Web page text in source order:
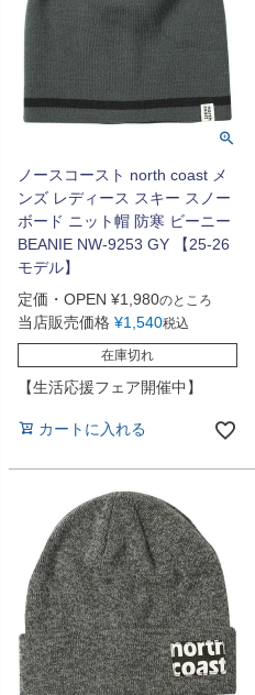
ノースコースト north coast メ
ンズ レディース スキー スノー
ボード ニット帽 防寒 ビーニー
BEANIE NW-9253 GY 【25-26
モデル】
定価・OPEN ¥1,980のところ
当店販売価格 ¥1,540税込
在庫切れ
【生活応援フェア開催中】
カートに入れる